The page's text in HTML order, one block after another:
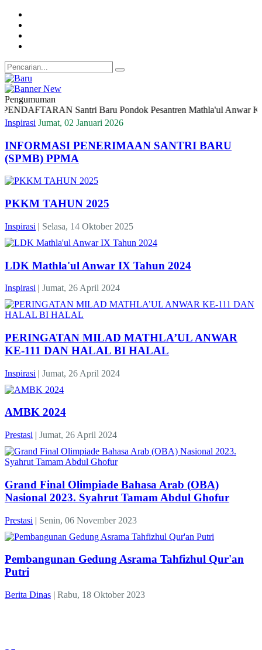
Pengumuman
Santri Baru Pondok Pesantren Mathla'ul Anwar Kota
Inspirasi Jumat, 02 Januari 2026
INFORMASI PENERIMAAN SANTRI BARU
(SPMB) PPMA
PKKM TAHUN 2025
Inspirasi | Selasa, 14 Oktober 2025
LDK Mathla'ul Anwar IX Tahun 2024
Inspirasi | Jumat, 26 April 2024
PERINGATAN MILAD MATHLA’UL ANWAR
KE-111 DAN HALAL BI HALAL
Inspirasi | Jumat, 26 April 2024
AMBK 2024
Prestasi | Jumat, 26 April 2024
Grand Final Olimpiade Bahasa Arab (OBA)
Nasional 2023. Syahrut Tamam Abdul Ghofur
Prestasi | Senin, 06 November 2023
Pembangunan Gedung Asrama Tahfizhul Qur'an
Putri
Berita Dinas | Rabu, 18 Oktober 2023